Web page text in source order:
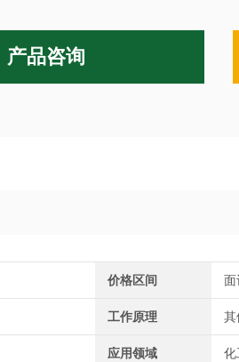
产品咨询
价格区间 面
工作原理 其
应用领域 化